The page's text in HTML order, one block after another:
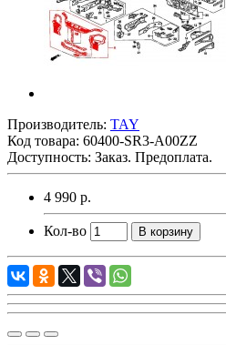
Производитель: TAY
Код товара: 60400-SR3-A00ZZ
Доступность: Заказ. Предоплата.
4 990 р.
Кол-во В корзину